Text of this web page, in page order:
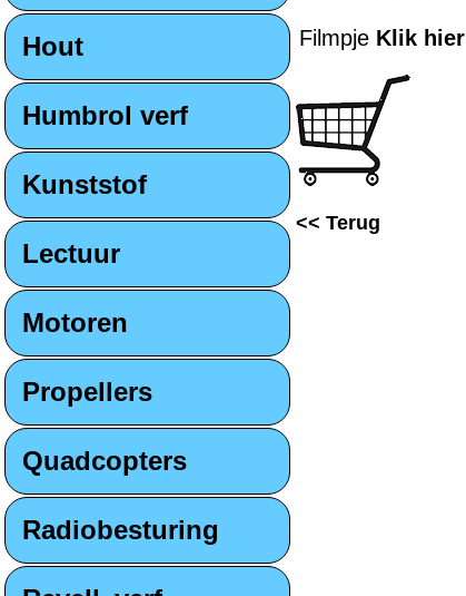
Hout
Humbrol verf
Kunststof
Lectuur
Motoren
Propellers
Quadcopters
Radiobesturing
Filmpje Klik hier
<< Terug